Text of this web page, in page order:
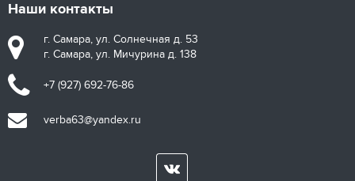
Наши контакты
г. Самара, ул. Солнечная д. 53
г. Самара, ул. Мичурина д. 138
+7 (927) 692-76-86
verba63@yandex.ru